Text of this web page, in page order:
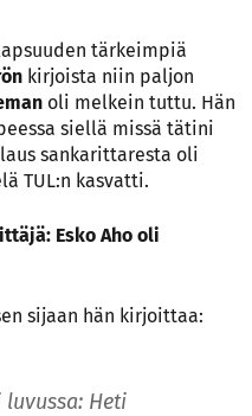
tärkeimpiä
kirjoista niin paljon
oli melkein tuttu. Hän
siellä missä tätini
sankarittaresta oli
TUL:n kasvatti.
Esko Aho oli
sijaan hän kirjoittaa:
Heti